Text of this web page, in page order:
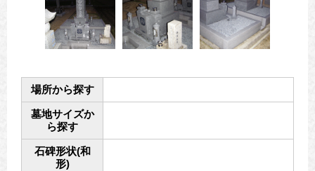
場所から探す
墓地サイズか
ら探す
石碑形状(和
形)